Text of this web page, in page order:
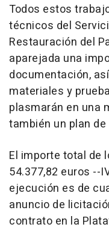
Todos estos
técnicos del
Restauración del
aparejada una
documentación,
materiales y
plasmarán en una
también un plan
El importe total de
54.377,82 euros --
ejecución es de
anuncio de
contrato en la